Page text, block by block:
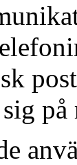
på